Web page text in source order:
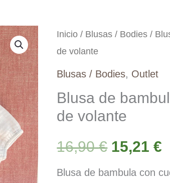
Inicio / Blusas / Bodies /
de volante
Blusas / Bodies, Outlet
Blusa de
de volante
16,90€ El
precio
15,21€
Blusa de bambula con